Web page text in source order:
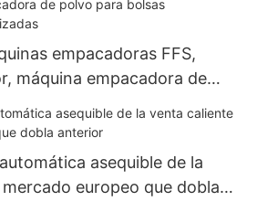
empacadoras FFS,
máquina empacadora de
automatizadas
asequible de la
europeo que dobla